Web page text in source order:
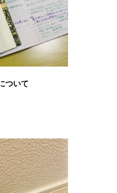
ついて